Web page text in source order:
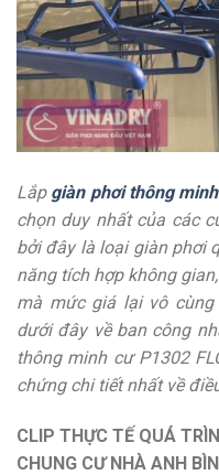
Lắp giàn phơi thông
chọn duy nhất của các
bởi đây là loại giàn phơi
năng tích hợp không
mà mức giá lại vô
dưới đây về ban công
thông minh cư P1302
chứng chi tiết nhất về
CLIP THỰC TẾ QUÁ
CHUNG CƯ NHÀ ANH